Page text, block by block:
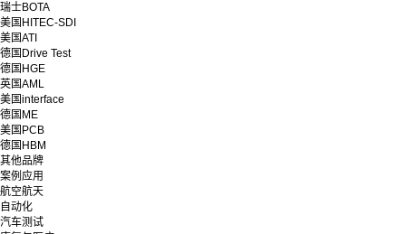
瑞士BOTA
美国HITEC-SDI
美国ATI
德国Drive Test
德国HGE
英国AML
美国interface
德国ME
美国PCB
德国HBM
其他品牌
案例应用
航空航天
自动化
汽车测试